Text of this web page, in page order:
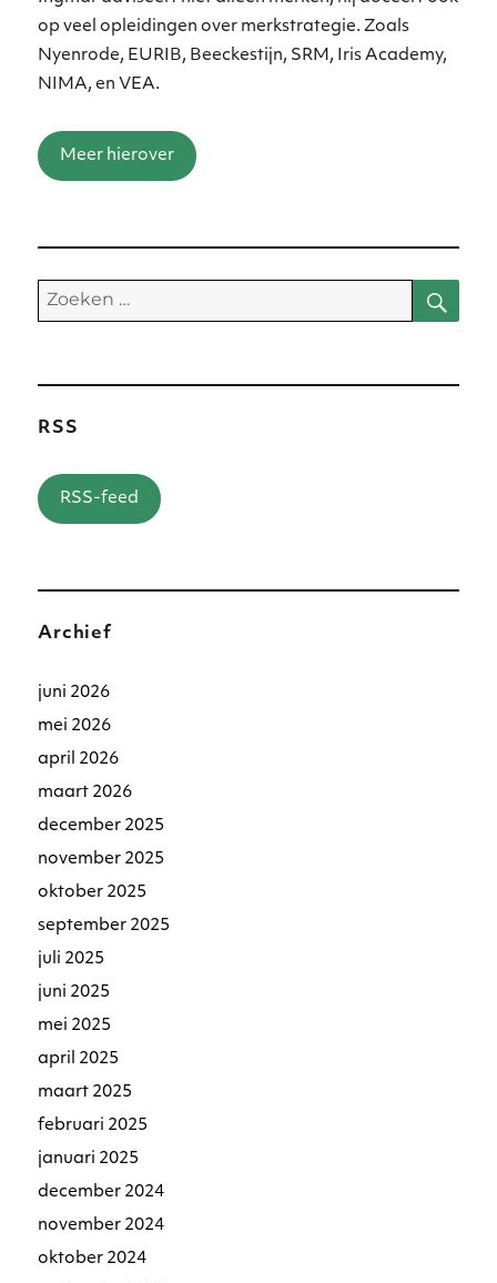
op veel opleidingen over merkstrategie. Zoals
Nyenrode, EURIB, Beeckestijn, SRM, Iris Academy,
NIMA, en VEA.
Meer hierover
Zoeken
naar:
RSS
RSS-feed
Archief
juni 2026
mei 2026
april 2026
maart 2026
december 2025
november 2025
oktober 2025
september 2025
juli 2025
juni 2025
mei 2025
april 2025
maart 2025
februari 2025
januari 2025
december 2024
november 2024
oktober 2024